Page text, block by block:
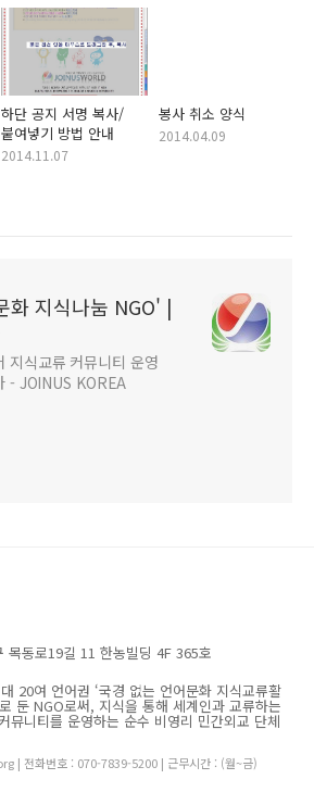
하단 공지 서명 복사/
붙여넣기 방법 안내
2014.11.07
봉사 취소 양식
2014.04.09
화 지식나눔 NGO' |
지식교류 커뮤니티 운영
- JOINUS KOREA
목동로19길 11 한농빌딩 4F 365호
20여 언어권 ‘국경 없는 언어문화 지식교류활
둔 NGO로써, 지식을 통해 세계인과 교류하는
뮤니티를 운영하는 순수 비영리 민간외교 단체
| 전화번호 : 070-7839-5200 | 근무시간 : (월~금)